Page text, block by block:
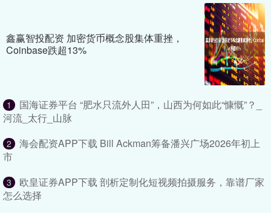
鑫赢智投配资 加密货币概念股集体重挫，
Coinbase跌超13%
1
国海证券平台 “肥水只流外人田”，山西为何如此“慷慨”？_
河流_太行_山脉
2
海会配资APP下载 Bill Ackman筹备潘兴广场2026年初上
市
3
欧皇证券APP下载 剖析定制化短视频拍摄服务，靠谱厂家
怎么选择